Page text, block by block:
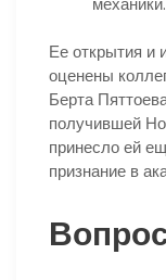
Ее открытия и
оценены
Берта
получившей
принесло ей
признание в